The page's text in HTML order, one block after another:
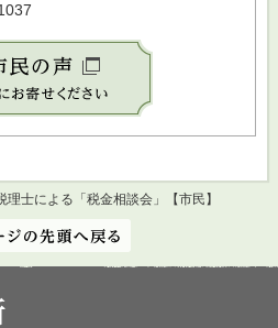
理士による「税金相談会」【市民】